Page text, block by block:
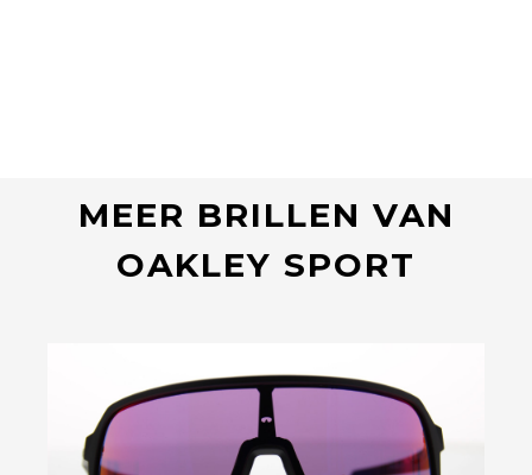
MEER BRILLEN VAN
OAKLEY SPORT
Bekijk deze bril